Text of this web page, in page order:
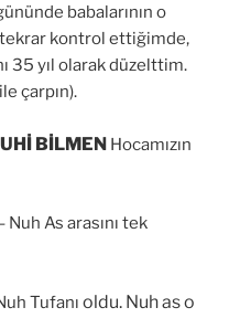
babalarının o
tekrar kontrol ettiğimde,
35 yıl olarak düzelttim.
çarpın).
BİLMEN Hocamızın
Nuh As arasını tek
Tufanı oldu. Nuh as o